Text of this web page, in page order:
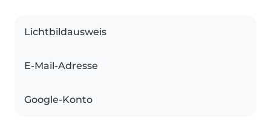
Lichtbildausweis
E-Mail-Adresse
Google-Konto